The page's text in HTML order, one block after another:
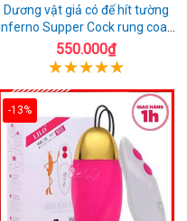
Dương vật giả có đế hít tường
Inferno Supper Cock rung coay
7 chế độ
550.000₫
-13%